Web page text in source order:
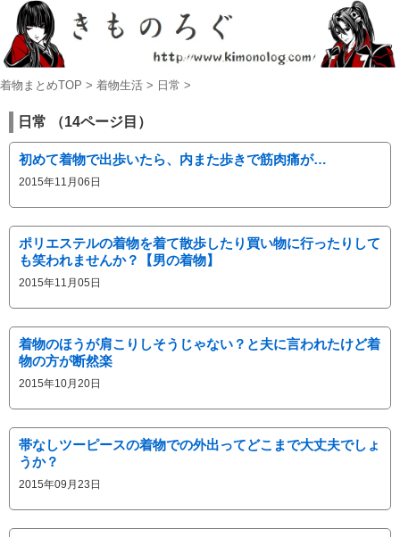
着物まとめTOP > 着物生活 > 日常 >
日常 （14ページ目）
初めて着物で出歩いたら、内また歩きで筋肉痛が…
2015年11月06日
ポリエステルの着物を着て散歩したり買い物に行ったりして
も笑われませんか？【男の着物】
2015年11月05日
着物のほうが肩こりしそうじゃない？と夫に言われたけど着
物の方が断然楽
2015年10月20日
帯なしツーピースの着物での外出ってどこまで大丈夫でしょ
うか？
2015年09月23日